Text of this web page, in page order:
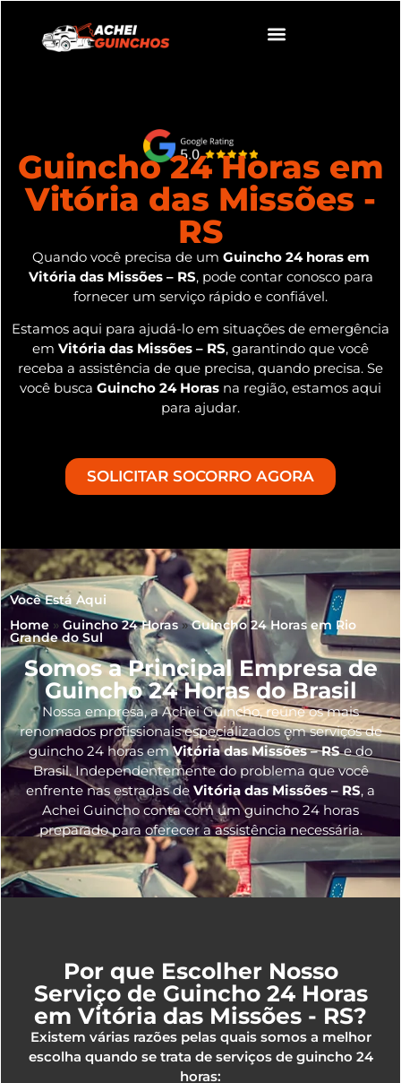
Guincho 24 Horas em
Vitória das Missões -
RS
Quando você precisa de um Guincho 24 horas em
Vitória das Missões – RS, pode contar conosco para
fornecer um serviço rápido e confiável.
Estamos aqui para ajudá-lo em situações de emergência
em Vitória das Missões – RS, garantindo que você
receba a assistência de que precisa, quando precisa. Se
você busca Guincho 24 Horas na região, estamos aqui
para ajudar.
SOLICITAR SOCORRO AGORA
Você Está Aqui
Home » Guincho 24 Horas»Guincho 24 Horas em Rio
Grande do Sul
Somos a Principal Empresa de
Guincho 24 Horas do Brasil
Nossa empresa, aAchei Guincho, reúne os mais
renomados profissionais especializados em serviços de
guincho 24 horasemVitória das Missões – RSe do
Brasil. Independentemente do problema que você
enfrente nas estradas de Vitória das Missões – RS, a
Achei Guincho conta com um guincho 24 horas
preparado para oferecer a assistência necessária.
Por que Escolher Nosso
Serviço de Guincho 24 Horas
em Vitória das Missões - RS?
Existem várias razões pelas quais somos a melhor
escolha quando se trata de serviços de guincho 24
horas: